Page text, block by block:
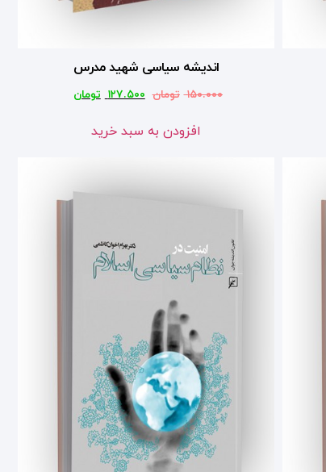
اندیشه سیاسی شهید مدرس
۱۵۰.۰۰۰ تومان ۱۲۷.۵۰۰ تومان
افزودن به سبد خرید